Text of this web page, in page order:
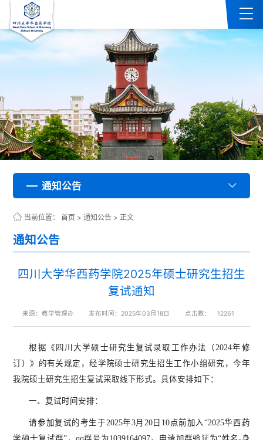
通知公告
通知公告
通知公告
通知公告
通知公告
通知公告
通知公告
通知公告
通知公告
通知公告
通知公告
通知公告
通知公告
通知公告
通知公告
通知公告
通知公告
通知公告
通知公告
通知公告
通知公告
通知公告
通知公告
通知公告
通知公告
通知公告
通知公告
通知公告
通知公告
通知公告
通知公告
通知公告
通知公告
通知公告
通知公告
通知公告
通知公告
通知公告
通知公告
通知公告
通知公告
通知公告
通知公告
通知公告
通知公告
通知公告
通知公告
通知公告
通知公告
通知公告
通知公告
通知公告
通知公告
通知公告
通知公告
通知公告
通知公告
通知公告
通知公告
通知公告
通知公告
通知公告
通知公告
通知公告
通知公告
通知公告
通知公告
通知公告
通知公告
通知公告
通知公告
通知公告
通知公告
通知公告
通知公告
通知公告
通知公告
通知公告
通知公告
通知公告
通知公告
通知公告
通知公告
通知公告
通知公告
通知公告
通知公告
通知公告
通知公告
通知公告
通知公告
通知公告
通知公告
通知公告
通知公告
通知公告
通知公告
通知公告
通知公告
通知公告
通知公告
通知公告
通知公告
通知公告
通知公告
通知公告
通知公告
通知公告
通知公告
通知公告
通知公告
通知公告
通知公告
通知公告
通知公告
通知公告
通知公告
通知公告
通知公告
通知公告
通知公告
通知公告
通知公告
通知公告
通知公告
通知公告
通知公告
通知公告
通知公告
通知公告
通知公告
通知公告
通知公告
通知公告
通知公告
通知公告
通知公告
通知公告
通知公告
通知公告
通知公告
通知公告
通知公告
通知公告
通知公告
通知公告
通知公告
通知公告
通知公告
通知公告
通知公告
通知公告
通知公告
通知公告
通知公告
通知公告
通知公告
通知公告
通知公告
通知公告
通知公告
通知公告
通知公告
通知公告
通知公告
通知公告
通知公告
通知公告
通知公告
通知公告
通知公告
通知公告
通知公告
通知公告
通知公告
通知公告
通知公告
通知公告
通知公告
通知公告
通知公告
通知公告
通知公告
通知公告
通知公告
通知公告
通知公告
通知公告
通知公告
通知公告
通知公告
通知公告
通知公告
通知公告
通知公告
通知公告
通知公告
通知公告
通知公告
通知公告
通知公告
通知公告
通知公告
通知公告
通知公告
通知公告
通知公告
通知公告
通知公告
通知公告
通知公告
通知公告
通知公告
通知公告
通知公告
通知公告
通知公告
通知公告
通知公告
通知公告
通知公告
通知公告
通知公告
通知公告
通知公告
通知公告
通知公告
通知公告
通知公告
通知公告
通知公告
通知公告
通知公告
通知公告
通知公告
通知公告
通知公告
通知公告
通知公告
通知公告
通知公告
通知公告
通知公告
通知公告
通知公告
通知公告